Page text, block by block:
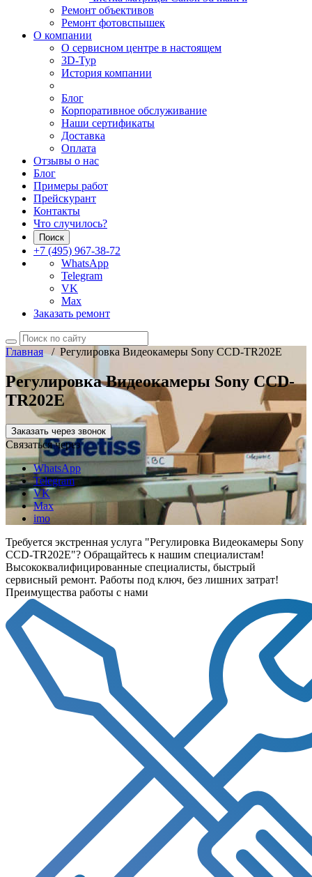
Ремонт объективов
Ремонт фотовспышек
О компании
О сервисном центре в настоящем
3D-Тур
История компании
Блог
Корпоративное обслуживание
Наши сертификаты
Доставка
Оплата
Отзывы о нас
Блог
Примеры работ
Прейскурант
Контакты
Что случилось?
Поиск
+7 (495) 967-38-72
WhatsApp
Telegram
VK
Max
Заказать ремонт
Главная/ Регулировка Видеокамеры Sony CCD-TR202E
Регулировка Видеокамеры Sony CCD-
TR202E
Заказать через звонок
Связаться через
WhatsApp
Telegram
VK
Max
imo
Требуется экстренная услуга "Регулировка Видеокамеры Sony
CCD-TR202E"? Обращайтесь к нашим специалистам!
Высококвалифицированные специалисты, быстрый
сервисный ремонт. Работы под ключ, без лишних затрат!
Преимущества работы с нами